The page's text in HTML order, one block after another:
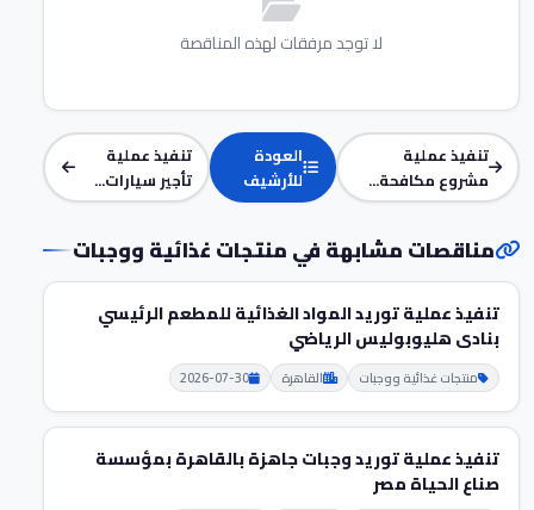
لا توجد مرفقات لهذه المناقصة
تنفيذ عملية
مشروع مكافحة...
العودة
للأرشيف
تنفيذ عملية
تأجير سيارات...
مناقصات مشابهة في منتجات غذائية ووجبات
تنفيذ عملية توريد المواد الغذائية للمطعم الرئيسي
بنادى هليوبوليس الرياضي
منتجات غذائية ووجبات القاهرة 2026-07-30
تنفيذ عملية توريد وجبات جاهزة بالقاهرة بمؤسسة
صناع الحياة مصر